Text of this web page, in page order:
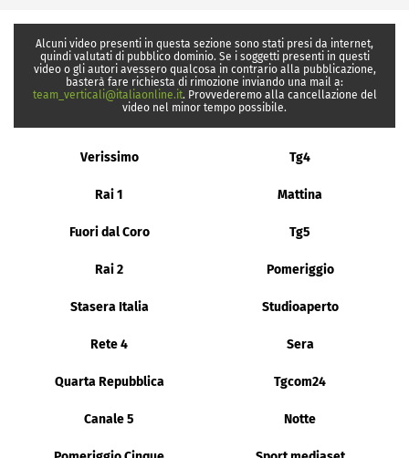
Alcuni video presenti in questa sezione sono stati presi da internet,
quindi valutati di pubblico dominio. Se i soggetti presenti in questi
video o gli autori avessero qualcosa in contrario alla pubblicazione,
basterà fare richiesta di rimozione inviando una mail a:
team_verticali@italiaonline.it. Provvederemo alla cancellazione del
video nel minor tempo possibile.
Verissimo Tg4
Rai 1 Mattina
Fuori dal Coro Tg5
Rai 2 Pomeriggio
Stasera Italia Studioaperto
Rete 4 Sera
Quarta Repubblica Tgcom24
Canale 5 Notte